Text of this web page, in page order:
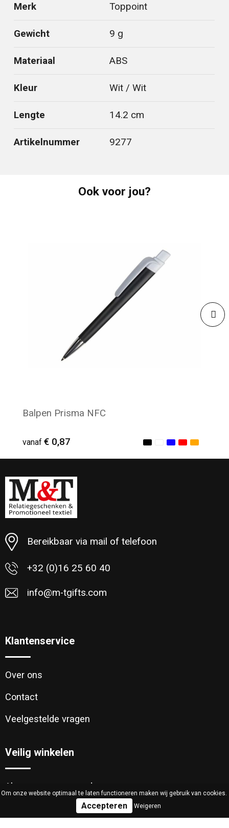
Merk Toppoint
Gewicht 9 g
Materiaal ABS
Kleur Wit / Wit
Lengte 14.2 cm
Artikelnummer 9277
Ook voor jou?
Balpen Prisma NFC
vanaf € 0,87
Minimale afname: 80
Bereikbaar via mail of telefoon
+32 (0)16 25 60 40
info@m-tgifts.com
Klantenservice
Over ons
Contact
Veelgestelde vragen
Veilig winkelen
Algemene voorwaarden
Om onze website optimaal te laten functioneren maken wij gebruik van cookies.
Weigeren